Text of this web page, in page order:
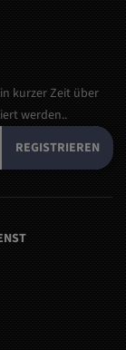
kurzer Zeit über
werden..
REGISTRIEREN